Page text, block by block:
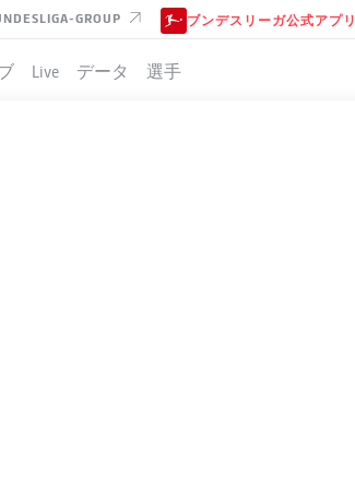
GROUP ブンデスリーガ公式アプリ
Live データ 選手